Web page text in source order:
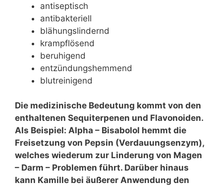
antiseptisch
antibakteriell
blähungslindernd
krampflösend
beruhigend
entzündungshemmend
blutreinigend
Die medizinische Bedeutung kommt von den
enthaltenen Sequiterpenen und Flavonoiden.
Als Beispiel: Alpha – Bisabolol hemmt die
Freisetzung von Pepsin (Verdauungsenzym),
welches wiederum zur Linderung von Magen
– Darm – Problemen führt. Darüber hinaus
kann Kamille bei äußerer Anwendung den